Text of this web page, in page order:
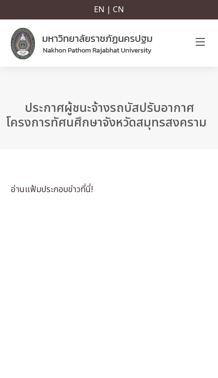
EN | CN
ประกาศผู้ชนะจ้างรถบัสปรับอากาศ
โครงการทัศนศึกษาจังหวัดสมุทรสงคราม
อ่านแฟ้มประกอบข่าวที่นี่!